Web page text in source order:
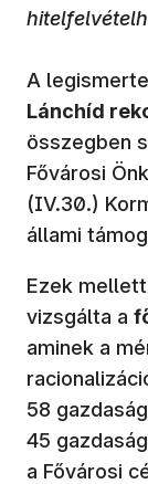
A
Lánchíd
összegben
Fővárosi
(IV.30.)
állami
Ezek
vizsgálta a
aminek a
58
45
a Fővárosi